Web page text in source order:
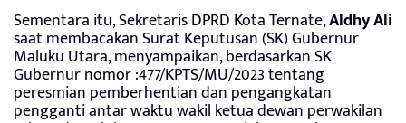
Sementara itu, Sekretaris DPRD Kota Ternate,Aldhy Ali
saat membacakan Surat Keputusan (SK) Gubernur
Maluku Utara, menyampaikan, berdasarkan SK
Gubernur nomor :477/KPTS/MU/2023 tentang
peresmian pemberhentian dan pengangkatan
pengganti antar waktu wakil ketua dewan perwakilan